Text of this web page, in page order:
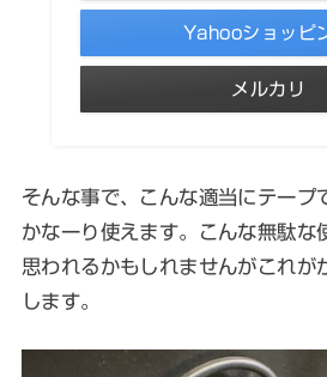
Yahooショッピ
メルカリ
そんな事で、こんな適当にテープ
かなーり使えます。こんな無駄な
思われるかもしれませんがこれが
します。